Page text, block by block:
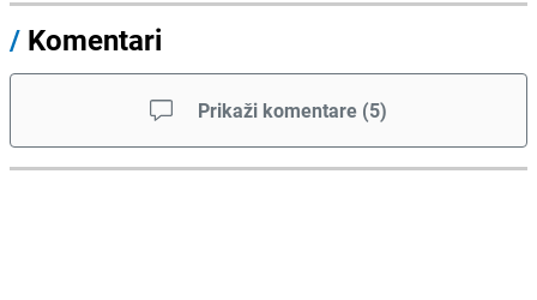
/ Komentari
Prikaži komentare (5)